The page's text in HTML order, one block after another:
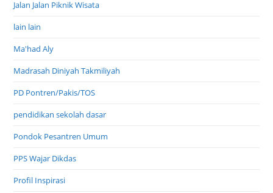
Jalan Jalan Piknik Wisata
lain lain
Ma'had Aly
Madrasah Diniyah Takmiliyah
PD Pontren/Pakis/TOS
pendidikan sekolah dasar
Pondok Pesantren Umum
PPS Wajar Dikdas
Profil Inspirasi